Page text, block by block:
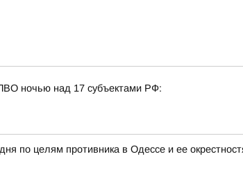
ночью над 17 субъектами РФ:
по целям противника в Одессе и ее